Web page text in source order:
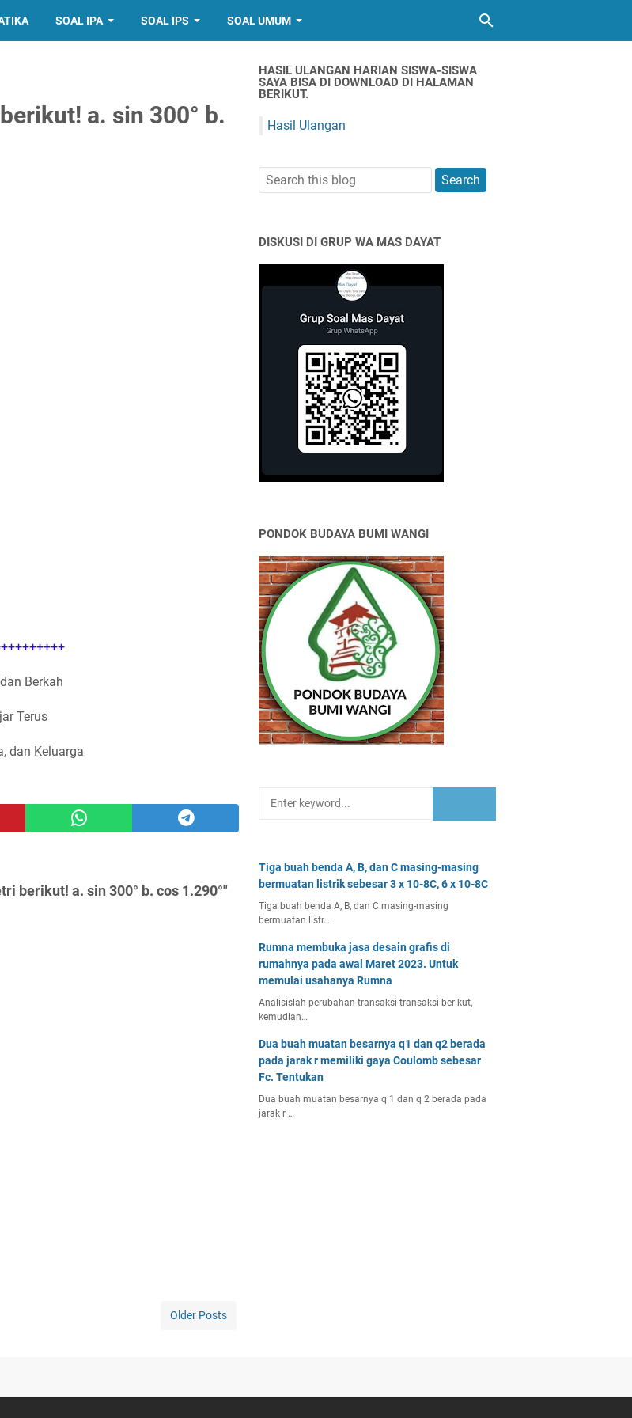
SOAL IPA SOAL IPS SOAL UMUM
a. sin 300° b.
Berkah
Terus
dan Keluarga
berikut! a. sin 300° b. cos 1.290°"
Older Posts
HASIL ULANGAN HARIAN SISWA-SISWA
SAYA BISA DI DOWNLOAD DI HALAMAN
BERIKUT.
Hasil Ulangan
DISKUSI DI GRUP WA MAS DAYAT
PONDOK BUDAYA BUMI WANGI
Tiga buah benda A, B, dan C masing-masing
bermuatan listrik sebesar 3 x 10-8C, 6 x 10-8C
Tiga buah benda A, B, dan C masing-masing
bermuatan listr…
Rumna membuka jasa desain grafis di
rumahnya pada awal Maret 2023. Untuk
memulai usahanya Rumna
Analisislah perubahan transaksi-transaksi berikut,
kemudian…
Dua buah muatan besarnya q1 dan q2 berada
pada jarak r memiliki gaya Coulomb sebesar
Fc. Tentukan
Dua buah muatan besarnya q 1 dan q 2 berada pada
jarak r …